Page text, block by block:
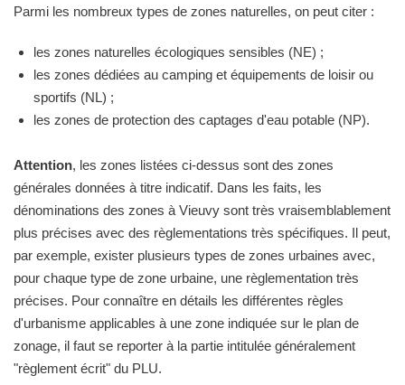
Parmi les nombreux types de zones naturelles, on peut citer :
les zones naturelles écologiques sensibles (NE) ;
les zones dédiées au camping et équipements de loisir ou
sportifs (NL) ;
les zones de protection des captages d'eau potable (NP).
Attention, les zones listées ci-dessus sont des zones
générales données à titre indicatif. Dans les faits, les
dénominations des zones à Vieuvy sont très vraisemblablement
plus précises avec des règlementations très spécifiques. Il peut,
par exemple, exister plusieurs types de zones urbaines avec,
pour chaque type de zone urbaine, une règlementation très
précises. Pour connaître en détails les différentes règles
d'urbanisme applicables à une zone indiquée sur le plan de
zonage, il faut se reporter à la partie intitulée généralement
"règlement écrit" du PLU.